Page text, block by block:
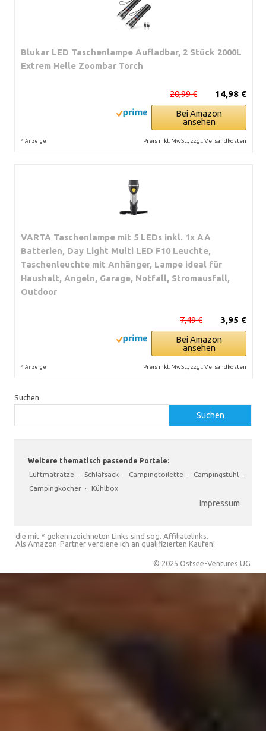
Blukar LED Taschenlampe Aufladbar, 2 Stück 2000L
Extrem Helle Zoombar Torch
14,98 €
20,99 €
Bei Amazon
ansehen
* Anzeige Preis inkl. MwSt., zzgl. Versandkosten
VARTA Taschenlampe mit 5 LEDs inkl. 1x AA
Batterien, Day Light Multi LED F10 Leuchte,
Taschenleuchte mit Anhänger, Lampe ideal für
Haushalt, Angeln, Garage, Notfall, Stromausfall,
Outdoor
3,95 €
7,49 €
Bei Amazon
ansehen
* Anzeige Preis inkl. MwSt., zzgl. Versandkosten
Suchen
Suchen
Weitere thematisch passende Portale:
Luftmatratze · Schlafsack · Campingtoilette · Campingstuhl ·
Campingkocher · Kühlbox
Impressum
die mit * gekennzeichneten Links sind sog. Affiliatelinks.
Als Amazon-Partner verdiene ich an qualifizierten Käufen!
© 2025 Ostsee-Ventures UG